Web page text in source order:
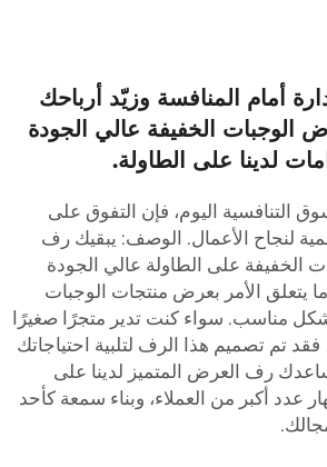
أمام المنافسة وزيّد أرباحك
الخفيفة عالي الجودة
لدينا على الطاولة.
التنافسية اليوم، فإن التفوق على
لنجاح الأعمال. الوصف: يبقيك رف
الخفيفة على الطاولة عالي الجودة
يتعلق الأمر بعرض منتجات الوجبات
مناسب. سواء كنت تدير متجرًا صغيرًا
تم تصميم هذا الرف لتلبية احتياجاتك
رف العرض المتميز لدينا على
عدد أكبر من العملاء، وبناء سمعة كأحد